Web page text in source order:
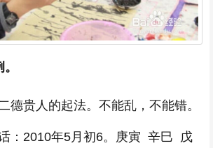
德贵人的起法。不能乱，不能错。
：2010年5月初6。庚寅 辛巳 戊